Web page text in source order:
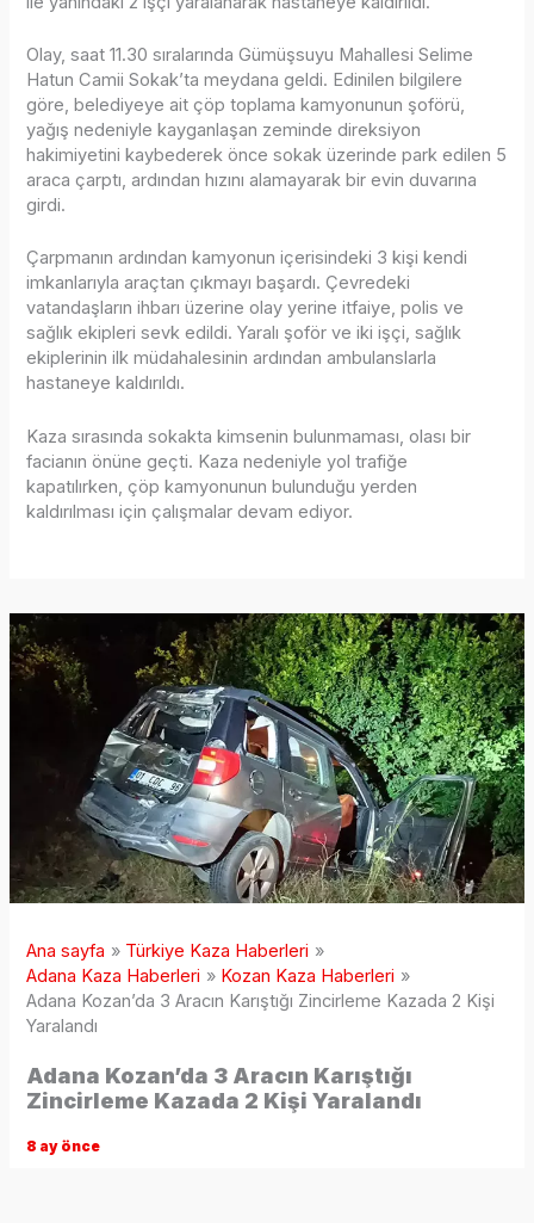
Olay, saat 11.30 sıralarında Gümüşsuyu Mahallesi Selime
Hatun Camii Sokak’ta meydana geldi. Edinilen bilgilere
göre, belediyeye ait çöp toplama kamyonunun şoförü,
yağış nedeniyle kayganlaşan zeminde direksiyon
hakimiyetini kaybederek önce sokak üzerinde park edilen 5
araca çarptı, ardından hızını alamayarak bir evin duvarına
girdi.
Çarpmanın ardından kamyonun içerisindeki 3 kişi kendi
imkanlarıyla araçtan çıkmayı başardı. Çevredeki
vatandaşların ihbarı üzerine olay yerine itfaiye, polis ve
sağlık ekipleri sevk edildi. Yaralı şoför ve iki işçi, sağlık
ekiplerinin ilk müdahalesinin ardından ambulanslarla
hastaneye kaldırıldı.
Kaza sırasında sokakta kimsenin bulunmaması, olası bir
facianın önüne geçti. Kaza nedeniyle yol trafiğe
kapatılırken, çöp kamyonunun bulunduğu yerden
kaldırılması için çalışmalar devam ediyor.
Ana sayfa
Türkiye Kaza Haberleri
Adana Kaza Haberleri
Kozan Kaza Haberleri
Adana Kozan’da 3 Aracın Karıştığı Zincirleme Kazada 2 Kişi
Yaralandı
Adana Kozan’da 3 Aracın Karıştığı
Zincirleme Kazada 2 Kişi Yaralandı
8 ay önce